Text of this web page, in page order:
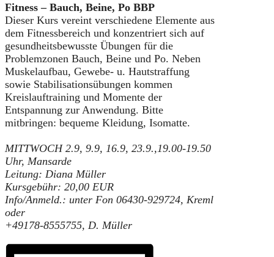
Fitness – Bauch, Beine, Po BBP
Dieser Kurs vereint verschiedene Elemente aus
dem Fitnessbereich und konzentriert sich auf
gesundheitsbewusste Übungen für die
Problemzonen Bauch, Beine und Po. Neben
Muskelaufbau, Gewebe- u. Hautstraffung
sowie Stabilisationsübungen kommen
Kreislauftraining und Momente der
Entspannung zur Anwendung. Bitte
mitbringen: bequeme Kleidung, Isomatte.
MITTWOCH 2.9, 9.9, 16.9, 23.9., 19.00-19.50
Uhr, Mansarde
Leitung: Diana Müller
Kursgebühr: 20,00 EUR
Info/Anmeld.: unter Fon 06430-929724, Kreml
oder
+49178-8555755, D. Müller